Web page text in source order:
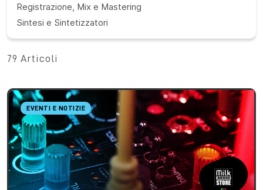
Registrazione, Mix e Mastering
Sintesi e Sintetizzatori
79 Articoli
EVENTI E NOTIZIE